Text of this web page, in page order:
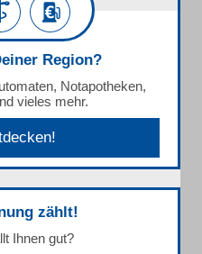
Region?
Notapotheken,
vieles mehr.
zählt!
Ihnen gut?